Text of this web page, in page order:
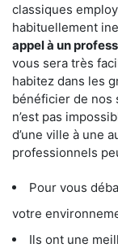
classiques
habituellement
appel à un
vous sera très
habitez dans les
bénéficier de nos
n’est pas
d’une ville à une
professionnels
Pour vous
votre
Ils ont une